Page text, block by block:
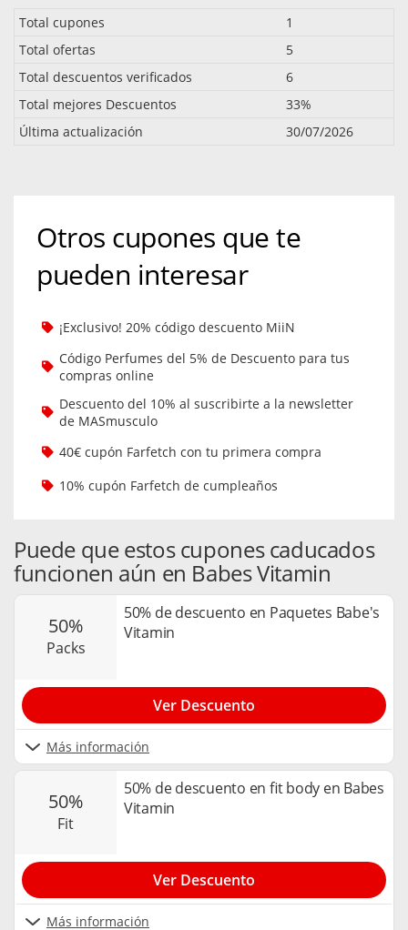
Total cupones
1
Total ofertas
5
Total descuentos verificados
6
Total mejores Descuentos
33%
Última actualización
30/07/2026
Otros cupones que te
pueden interesar
¡Exclusivo! 20% código descuento MiiN
Código Perfumes del 5% de Descuento para tus
compras online
Descuento del 10% al suscribirte a la newsletter
de MASmusculo
40€ cupón Farfetch con tu primera compra
10% cupón Farfetch de cumpleaños
Puede que estos cupones caducados
funcionen aún en Babes Vitamin
50%
packs
50% de descuento en Paquetes Babe's
Vitamin
Más información
Ver Descuento
50%
fit
50% de descuento en fit body en Babes
Vitamin
Más información
Ver Descuento